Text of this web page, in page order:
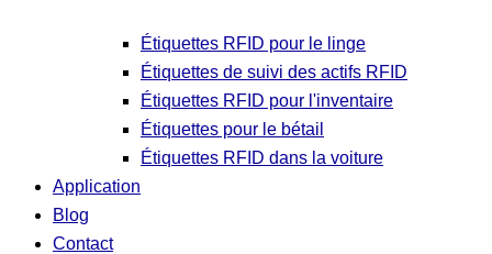
Étiquettes RFID pour le linge
Étiquettes de suivi des actifs RFID
Étiquettes RFID pour l'inventaire
Étiquettes pour le bétail
Étiquettes RFID dans la voiture
Application
Blog
Contact